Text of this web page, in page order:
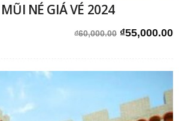
NÉ GIÁ VÉ 2024
₫60,000.00 Giá
₫60,000.00.
₫55,000.00